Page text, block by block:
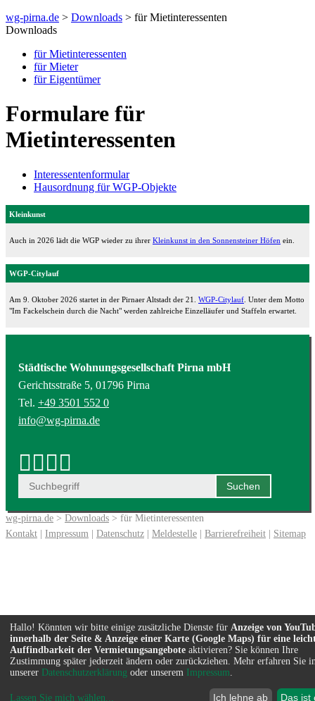
wg-pirna.de > Downloads > für Mietinteressenten
Downloads
für Mietinteressenten
für Mieter
für Eigentümer
Formulare für
Mietinteressenten
Interessentenformular
Hausordnung für WGP-Objekte
Kleinkunst
Auch in 2026 lädt die WGP wieder zu ihrer Kleinkunst in den Sonnensteiner Höfen ein.
WGP-Citylauf
Am 9. Oktober 2026 startet in der Pirnaer Altstadt der 21. WGP-Citylauf . Unter dem Motto
"Im Fackelschein durch die Nacht" werden zahlreiche Einzelläufer und Staffeln erwartet.
Städtische Wohnungsgesellschaft Pirna mbH
Gerichtsstraße 5, 01796 Pirna
Tel. +49 3501 552 0
info@wg-pirna.de
wg-pirna.de > Downloads > für Mietinteressenten
Kontakt | Impressum | Datenschutz | Meldestelle | Barrierefreiheit | Sitemap
Hallo! Könnten wir bitte einige zusätzliche Dienste für Anzeige von
innerhalb der Seite & Anzeige einer Karte (Google Maps) für eine
Auffindbarkeit der Vermietungsangebote aktivieren? Sie können Ihre
Zustimmung später jederzeit ändern oder zurückziehen. Mehr erfahren Sie
unserer Datenschutzerklärung oder unserem Impressum
Lassen Sie mich wählen... Ich lehne ab Das ist